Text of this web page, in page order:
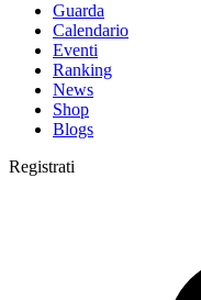
Guarda
Calendario
Eventi
Ranking
News
Shop
Blogs
Registrati